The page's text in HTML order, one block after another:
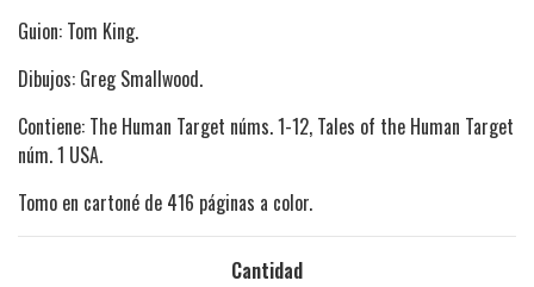
Guion: Tom King.
Dibujos: Greg Smallwood.
Contiene: The Human Target núms. 1-12, Tales of the Human Target
núm. 1 USA.
Tomo en cartoné de 416 páginas a color.
Cantidad